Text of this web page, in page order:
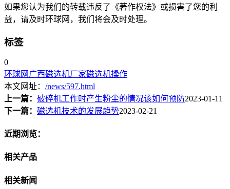
如果您认为我们的转载违反了《著作权法》或损害了您的利
益，请及时环球网，我们将会及时处理。
标签
0
环球网 广西磁选机厂家磁选机操作
本文网址： /news/597.html
上一篇： 破碎机工作时产生粉尘的情况该如何预防2023-01-11
下一篇： 磁选机技术的发展趋势2023-02-21
近期浏览：
相关产品
相关新闻